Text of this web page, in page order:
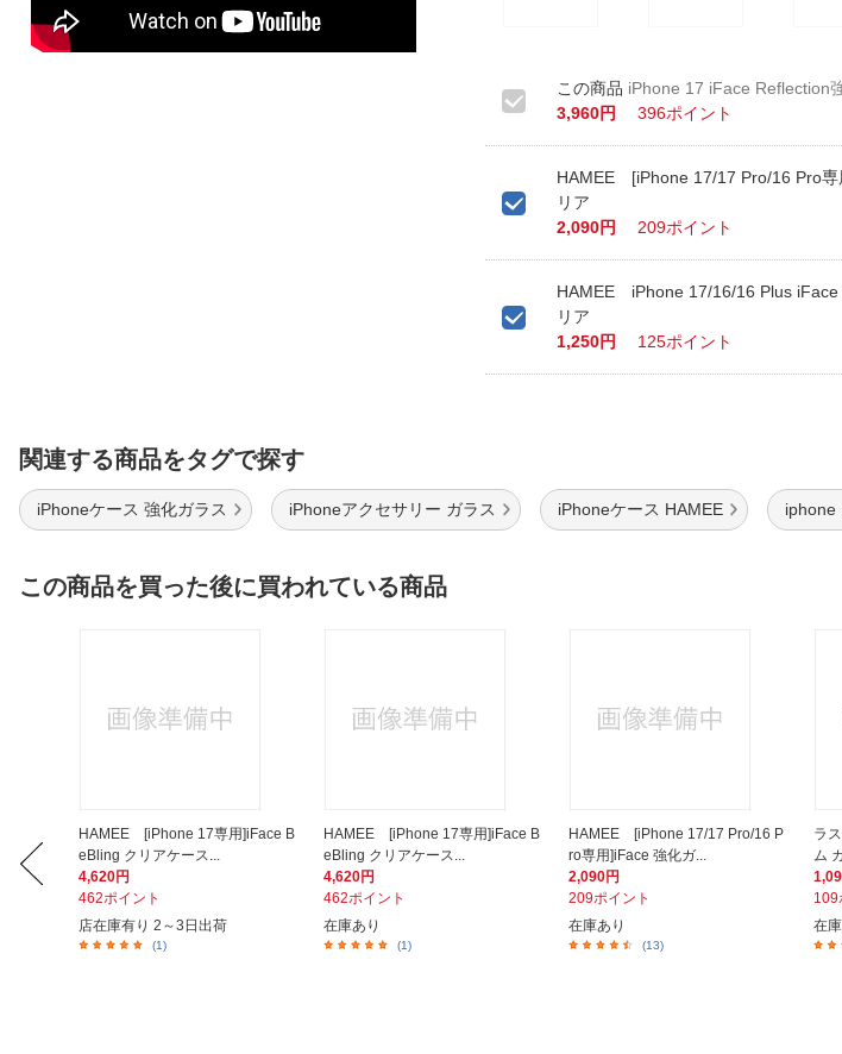
iPhone 17 iFace Reflection
3,960円
396ポイント
HAMEE [iPhone 17/17 Pro/16 Pro専
リア
2,090円
209ポイント
HAMEE iPhone 17/16/16 Plus iFace
リア
1,250円
125ポイント
関連する商品をタグで探す
iPhoneケース 強化ガラス iPhoneアクセサリー ガラス iPhoneケース HAMEE iphone
この商品を買った後に買われている商品
HAMEE [iPhone 17専用]iFace B
eBling クリアケース...
4,620円
462ポイント
店在庫有り 2～3日出荷
(1)
HAMEE [iPhone 17専用]iFace B
eBling クリアケース...
4,620円
462ポイント
在庫あり
(1)
HAMEE [iPhone 17/17 Pro/16 P
ro専用]iFace 強化ガ...
2,090円
209ポイント
在庫あり
(13)
ラ
ム
109
在